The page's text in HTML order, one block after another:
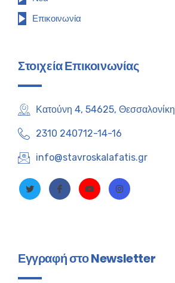
Επικοινωνία
Στοιχεία Επικοινωνίας
Κατούνη 4, 54625, Θεσσαλονίκη
2310 240712-14-16
info@stavroskalafatis.gr
Εγγραφή στο Newsletter